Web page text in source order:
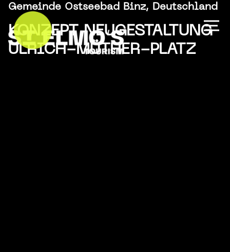
Gemeinde Ostseebad Binz, Deutschland
KONZEPT NEUGESTALTUNG
ULRICH-MÜTHER-PLATZ